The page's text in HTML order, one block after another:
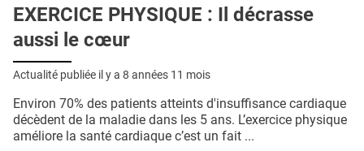
E-REVUE SAD
QUI SOMMES-NOUS ?
en
EXERCICE PHYSIQUE : Il décrasse
aussi le cœur
Actualité publiée il y a 8 années 11 mois
Environ 70% des patients atteints d'insuffisance cardiaque
décèdent de la maladie dans les 5 ans. L’exercice physique
améliore la santé cardiaque c’est un fait ...